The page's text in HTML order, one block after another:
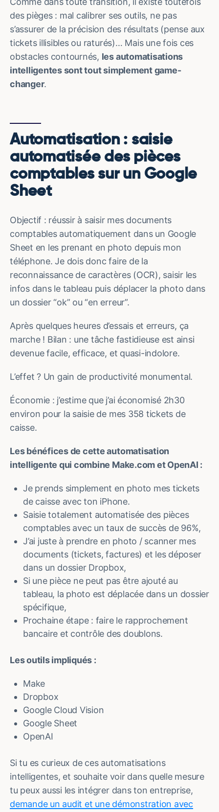
des pièges : mal calibrer ses outils, ne pas
s’assurer de la précision des résultats (pense aux
tickets illisibles ou raturés)… Mais une fois ces
obstacles contournés, les automatisations
intelligentes sont tout simplement game-
changer.
Automatisation : saisie
automatisée des pièces
comptables sur un Google
Sheet
Objectif : réussir à saisir mes documents
comptables automatiquement dans un Google
Sheet en les prenant en photo depuis mon
téléphone. Je dois donc faire de la
reconnaissance de caractères (OCR), saisir les
infos dans le tableau puis déplacer la photo dans
un dossier “ok” ou “en erreur”.
Après quelques heures d’essais et erreurs, ça
marche ! Bilan : une tâche fastidieuse est ainsi
devenue facile, efficace, et quasi-indolore.
L’effet ? Un gain de productivité monumental.
Économie : j’estime que j’ai économisé 2h30
environ pour la saisie de mes 358 tickets de
caisse.
Les bénéfices de cette automatisation
intelligente qui combine Make.com et OpenAI :
Je prends simplement en photo mes tickets
de caisse avec ton iPhone.
Saisie totalement automatisée des pièces
comptables avec un taux de succès de 96%,
J’ai juste à prendre en photo / scanner mes
documents (tickets, factures) et les déposer
dans un dossier Dropbox,
Si une pièce ne peut pas être ajouté au
tableau, la photo est déplacée dans un dossier
spécifique,
Prochaine étape : faire le rapprochement
bancaire et contrôle des doublons.
Les outils impliqués :
Make
Dropbox
Google Cloud Vision
Google Sheet
OpenAI
Si tu es curieux de ces automatisations
intelligentes, et souhaite voir dans quelle mesure
tu peux aussi les intégrer dans ton entreprise,
demande un audit et une démonstration avec